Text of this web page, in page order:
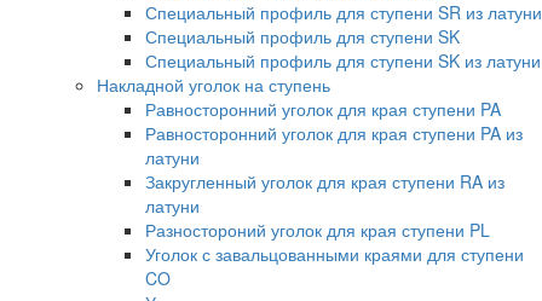
Специальный профиль для ступени SR из латуни
Специальный профиль для ступени SK
Специальный профиль для ступени SK из латуни
Накладной уголок на ступень
Равносторонний уголок для края ступени PA
Равносторонний уголок для края ступени PA из
латуни
Закругленный уголок для края ступени RA из
латуни
Разностороний уголок для края ступени PL
Уголок с завальцованными краями для ступени
CO